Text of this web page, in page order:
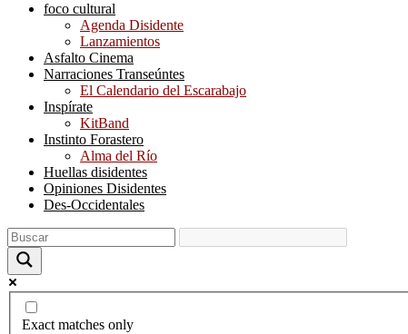
foco cultural
Agenda Disidente
Lanzamientos
Asfalto Cinema
Narraciones Transeúntes
El Calendario del Escarabajo
Inspírate
KitBand
Instinto Forastero
Alma del Río
Huellas disidentes
Opiniones Disidentes
Des-Occidentales
Exact matches only